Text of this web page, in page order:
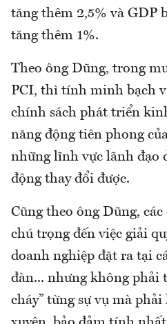
tăng thêm 2,5% và GDP
tăng thêm 1%.
Theo ông Dũng, trong
PCI, thì tính minh bạch
chính sách phát triển
năng động tiên phong
những lĩnh vực lãnh đạo
động thay đổi được.
Cũng theo ông Dũng,
chú trọng đến việc giải
doanh nghiệp đặt ra tại
đàn... nhưng không phải
cháy” từng sự vụ mà